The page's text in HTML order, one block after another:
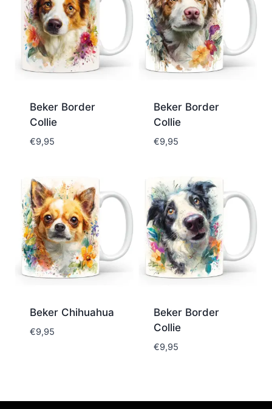
Beker Border
Collie
€9,95
Beker Border
Collie
€9,95
Beker Chihuahua
€9,95
Beker Border
Collie
€9,95